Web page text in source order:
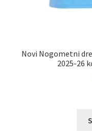
Novi Nogometni
2025-26